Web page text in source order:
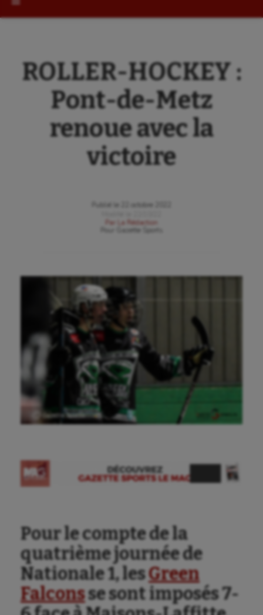
ROLLER-HOCKEY :
Pont-de-Metz
renoue avec la
victoire
Publié le
22 octobre 2022
Par
La Rédaction
Gazette Sports
Ⓒ Gazette Sports
Pour le compte de la
quatrième journée de
Nationale 1, lesGreen
Falconsse sont imposés 7-